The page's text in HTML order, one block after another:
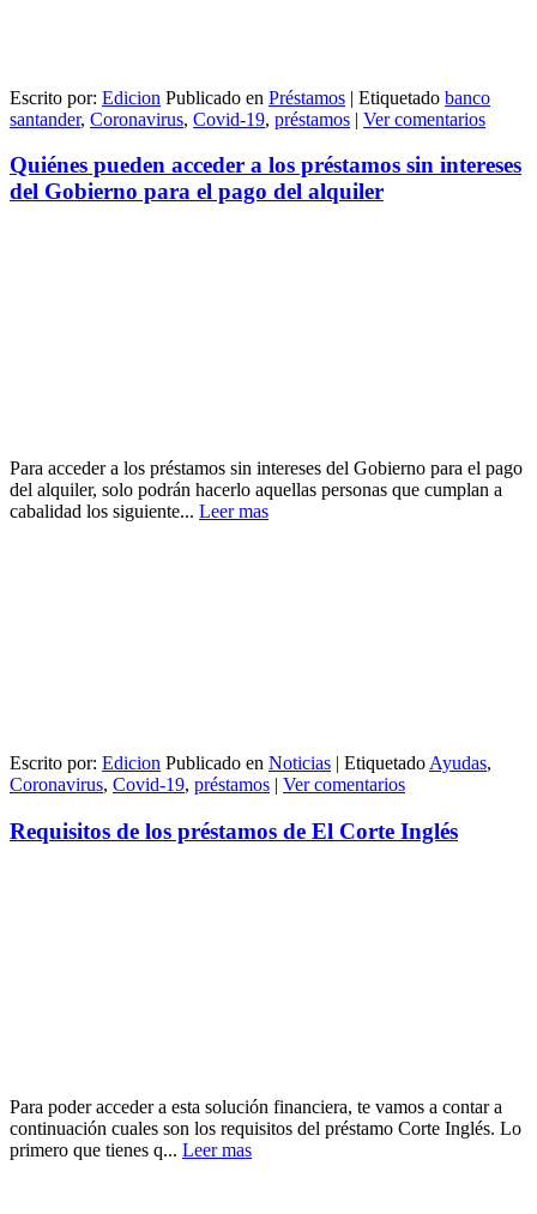
Escrito por: Edicion Publicado en Préstamos | Etiquetado banco
santander, Coronavirus, Covid-19, préstamos | Ver comentarios
Quiénes pueden acceder a los préstamos sin intereses
del Gobierno para el pago del alquiler
Para acceder a los préstamos sin intereses del Gobierno para el pago
del alquiler, solo podrán hacerlo aquellas personas que cumplan a
cabalidad los siguiente... Leer mas
Escrito por: Edicion Publicado en Noticias | Etiquetado Ayudas,
Coronavirus, Covid-19, préstamos | Ver comentarios
Requisitos de los préstamos de El Corte Inglés
Para poder acceder a esta solución financiera, te vamos a contar a
continuación cuales son los requisitos del préstamo Corte Inglés. Lo
primero que tienes q... Leer mas